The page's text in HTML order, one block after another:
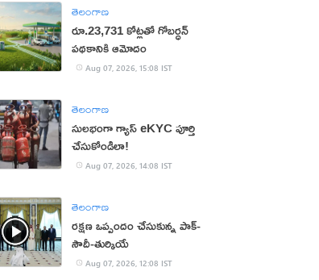
తెలంగాణ
రూ.23,731 కోట్లతో గోబర్ధన్
పథకానికి ఆమోదం
Aug 07, 2026, 15:08 IST
తెలంగాణ
సులభంగా గ్యాస్ eKYC పూర్తి
చేసుకోండిలా!
Aug 07, 2026, 14:08 IST
తెలంగాణ
రక్షణ ఒప్పందం చేసుకున్న పాక్‌-
సౌదీ-తుర్కియే
Aug 07, 2026, 12:08 IST